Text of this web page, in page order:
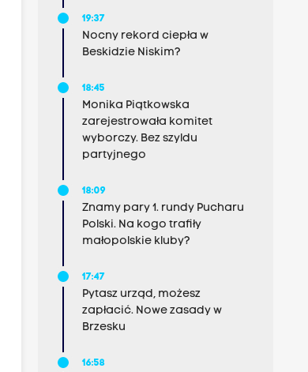
19:37
Nocny rekord ciepła w
Beskidzie Niskim?
18:45
Monika Piątkowska
zarejestrowała komitet
wyborczy. Bez szyldu
partyjnego
18:09
Znamy pary 1. rundy Pucharu
Polski. Na kogo trafiły
małopolskie kluby?
17:47
Pytasz urząd, możesz
zapłacić. Nowe zasady w
Brzesku
16:58